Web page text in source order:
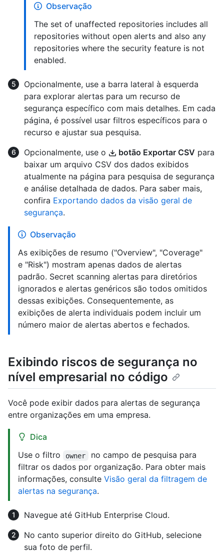
Observação
The set of unaffected repositories includes all
repositories without open alerts and also any
repositories where the security feature is not
enabled.
Opcionalmente, use a barra lateral à esquerda
para explorar alertas para um recurso de
segurança específico com mais detalhes. Em cada
página, é possível usar filtros específicos para o
recurso e ajustar sua pesquisa.
Opcionalmente, use o
botão Exportar CSV para
baixar um arquivo CSV dos dados exibidos
atualmente na página para pesquisa de segurança
e análise detalhada de dados. Para saber mais,
confira Exportando dados da visão geral de
segurança.
Observação
As exibições de resumo ("Overview", "Coverage"
e "Risk") mostram apenas dados de alertas
padrão. Secret scanning alertas para diretórios
ignorados e alertas genéricos são todos omitidos
dessas exibições. Consequentemente, as
exibições de alerta individuais podem incluir um
número maior de alertas abertos e fechados.
Exibindo riscos de segurança no
nível empresarial no código
Você pode exibir dados para alertas de segurança
entre organizações em uma empresa.
Dica
Use o filtro
owner
no campo de pesquisa para
filtrar os dados por organização. Para obter mais
informações, consulte Visão geral da filtragem de
alertas na segurança.
Navegue até GitHub Enterprise Cloud.
No canto superior direito do GitHub, selecione
sua foto de perfil.